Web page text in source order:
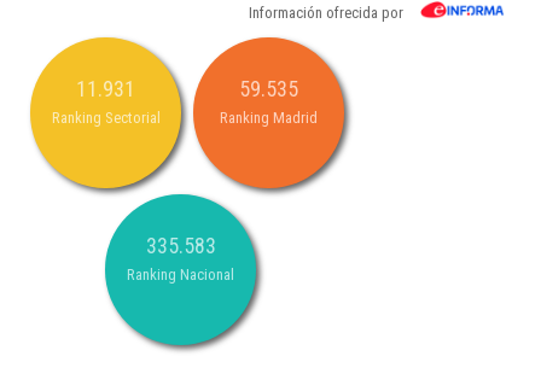
Información ofrecida por
11.931
Ranking Sectorial
59.535
Ranking Madrid
335.583
Ranking Nacional